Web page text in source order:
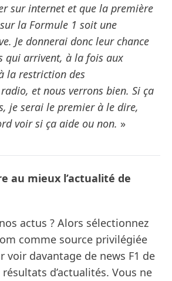
sur internet et que la première
la Formule 1 soit une
Je donnerai donc leur chance
qui arrivent, à la fois aux
la restriction des
et nous verrons bien. Si ça
je serai le premier à le dire,
voir si ça aide ou non. »
au mieux l’actualité de
actus ? Alors sélectionnez
comme source privilégiée
voir davantage de news F1 de
d’actualités. Vous ne